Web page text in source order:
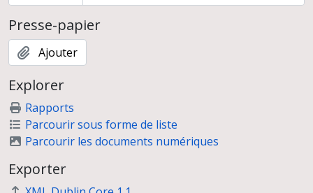
Presse-papier
Ajouter
Explorer
Rapports
Parcourir sous forme de liste
Parcourir les documents numériques
Exporter